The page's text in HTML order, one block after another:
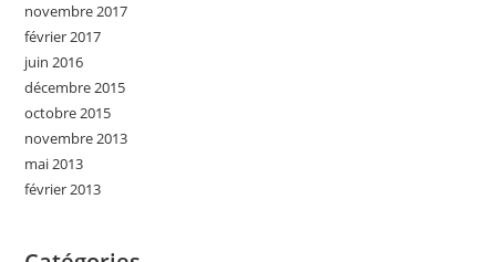
novembre 2017
février 2017
juin 2016
décembre 2015
octobre 2015
novembre 2013
mai 2013
février 2013